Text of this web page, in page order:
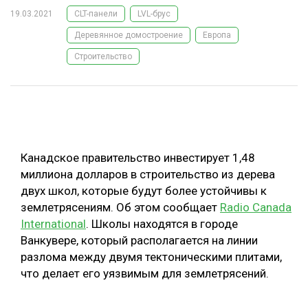
ЛЕСНОЕ ХОЗЯЙСТВО
ЛЕСОЗАГОТОВКА
ОБРАБОТКА ДРЕВЕСИНЫ
ЛОГИСТИКА
ПРОИЗВОДСТВО ДРЕВЕСНЫХ ПЛИТ
КОМПЛЕКСНАЯ ПЕРЕРАБОТКА
ЛЕСОПИЛЕНИЕ
ПОДБОРКИ СТАТЕЙ
ЭКСПЕРТНОЕ МНЕНИЕ
19.03.2021 CLT-панели LVL-брус
Деревянное домостроение Европа
Строительство
Канадское правительство инвестирует 1,48
миллиона долларов в строительство из дерева
двух школ, которые будут более устойчивы к
землетрясениям. Об этом сообщает Radio Canada
International. Школы находятся в городе
Ванкувере, который располагается на линии
разлома между двумя тектоническими плитами,
что делает его уязвимым для землетрясений.